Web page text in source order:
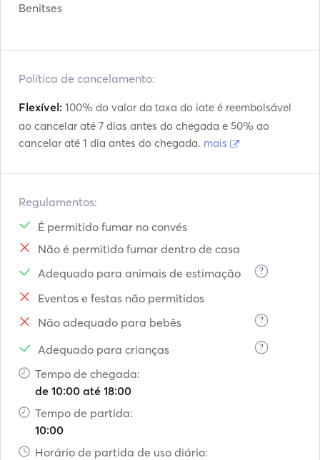
Benitses
Política de cancelamento:
Flexível: 100% do valor da taxa do iate é reembolsável
ao cancelar até 7 dias antes do chegada e 50% ao
cancelar até 1 dia antes do chegada. mais
Regulamentos:
É permitido fumar no convés
Não é permitido fumar dentro de casa
Adequado para animais de estimação
?
Eventos e festas não permitidos
Não adequado para bebês
?
Adequado para crianças ?
Tempo de chegada:
de 10:00 até 18:00
Tempo de partida:
10:00
Horário de partida de uso diário: